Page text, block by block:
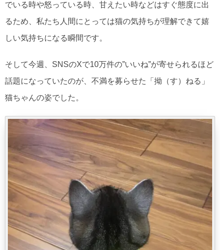
でいる時や怒っている時、甘えたい時などはすぐ態度に出
るため、私たち人間にとっては猫の気持ちが理解できて嬉
しい気持ちになる瞬間です。
そして今週、SNSのXで10万件の”いいね”が寄せられるほど
話題になっていたのが、不満を募らせた「拗（す）ねる」
猫ちゃんの姿でした。